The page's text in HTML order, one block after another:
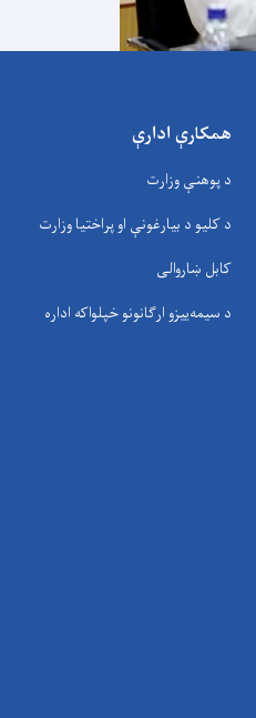
همکارې ادارې
د پوهنې وزارت
د کلیو د بیارغونې او پراختیا وزارت
کابل ښاروالی
د سيمه‌ييزو ارګانونو خپلواکه اداره